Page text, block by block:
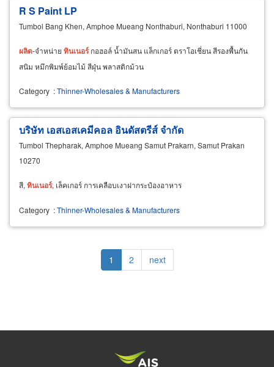
R S Paint LP
Tumbol Bang Khen, Amphoe Mueang Nonthaburi, Nonthaburi 11000
ผลิต-จำหน่าย ทินเนอร์กอฮอล์ น้ำมันสน แล็กเกอร์ ตราโอเชี่ยน สีรองพื้นกัน
สนิม หมึกพิมพ์ย้อมไม้ สีฝุ่น พลาสติกม้วน
Category :Thinner-Wholesales & Manufacturers
บริษัท เอสเอสเคมีคอล อินดัสตรีส์ จำกัด
Tumbol Thepharak, Amphoe Mueang Samut Prakarn, Samut Prakan
10270
สี, ทินเนอร์, เล็คเกอร์ การเคลือบเงาฝากระป๋องอาหาร
Category :Thinner-Wholesales & Manufacturers
Current
page
1 Page
2
Next
page
next